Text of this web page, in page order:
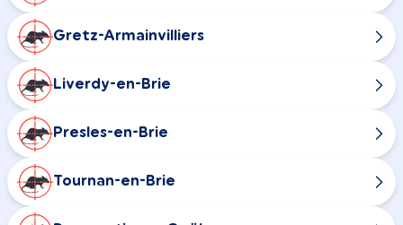
Gretz-Armainvilliers
Liverdy-en-Brie
Presles-en-Brie
Tournan-en-Brie